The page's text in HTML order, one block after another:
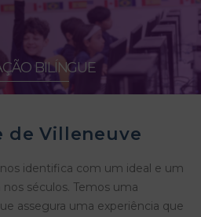
BILÍNGUE
de Villeneuve
identifica com um ideal e um
séculos. Temos uma
assegura uma experiência que